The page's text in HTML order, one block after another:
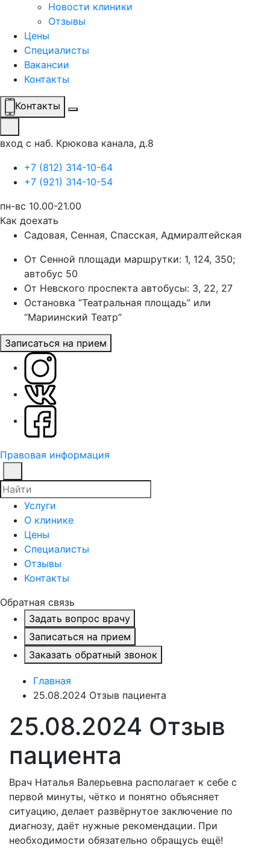
Новости клиники
Отзывы
Цены
Специалисты
Вакансии
Контакты
Контакты
вход с наб. Крюкова канала, д.8
+7 (812) 314-10-64
+7 (921) 314-10-54
пн-вс 10.00-21.00
Как доехать
Садовая, Сенная, Спасская, Адмиралтейская
От Сенной площади маршрутки: 1, 124, 350;
автобус 50
От Невского проспекта автобусы: 3, 22, 27
Остановка “Театральная площадь” или
“Мариинский Театр”
Записаться на прием
Правовая информация
Услуги
О клинике
Цены
Специалисты
Отзывы
Контакты
Обратная связь
Задать вопрос врачу
Записаться на прием
Заказать обратный звонок
Главная
25.08.2024 Отзыв пациента
25.08.2024 Отзыв
пациента
Врач Наталья Валерьевна располагает к себе с
первой минуты, чётко и понятно объясняет
ситуацию, делает развёрнутое заключение по
диагнозу, даёт нужные рекомендации. При
необходимости обязательно обращусь ещё!